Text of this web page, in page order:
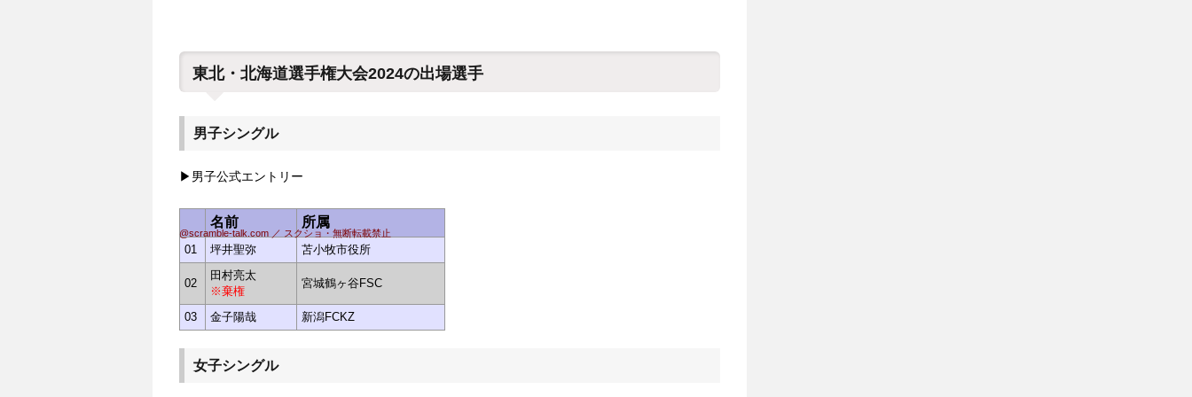
東北・北海道選手権大会2024の出場選手
男子シングル
▶男子公式エントリー
@scramble-talk.com ／ スクショ・無断転載禁止
名前 所属
01 坪井聖弥 苫小牧市役所
02
田村亮太
※棄権
宮城鶴ヶ谷FSC
03 金子陽哉 新潟FCKZ
女子シングル